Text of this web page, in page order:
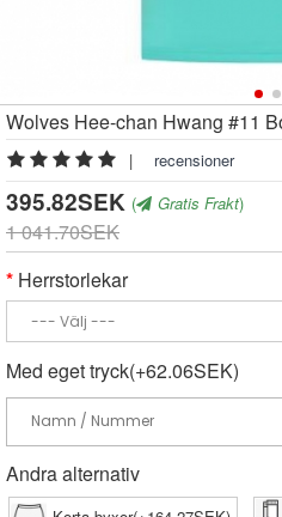
Wolves Hee-chan Hwang #11
| recensioner
395.82SEK ( Gratis Frakt)
1 041.70SEK
Herrstorlekar
Med eget tryck(+62.06SEK)
Andra alternativ